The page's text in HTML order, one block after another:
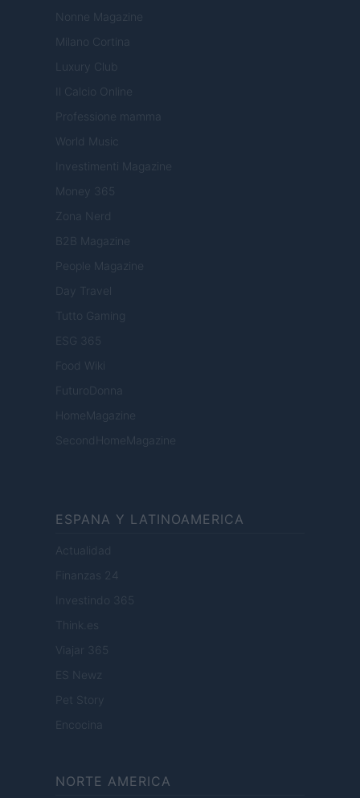
Nonne Magazine
Milano Cortina
Luxury Club
Il Calcio Online
Professione mamma
World Music
Investimenti Magazine
Money 365
Zona Nerd
B2B Magazine
People Magazine
Day Travel
Tutto Gaming
ESG 365
Food Wiki
FuturoDonna
HomeMagazine
SecondHomeMagazine
ESPANA Y LATINOAMERICA
Actualidad
Finanzas 24
Investindo 365
Think.es
Viajar 365
ES Newz
Pet Story
Encocina
NORTE AMERICA